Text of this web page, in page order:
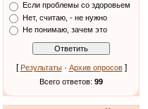
Если проблемы со здоровьем
Нет, считаю, - не нужно
Не понимаю, зачем это
[ Результаты· Архив опросов]
Всего ответов: 99